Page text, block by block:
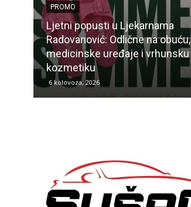
PROMO
Ljetni popusti u Ljekarnama
Radovanović: Odlične na obuću,
medicinske uređaje i vrhunsku
kozmetiku
6 kolovoza, 2026